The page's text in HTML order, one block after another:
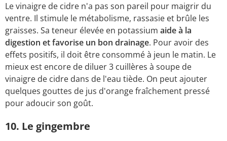
Le vinaigre de cidre n'a pas son pareil pour maigrir du
ventre. Il stimule le métabolisme, rassasie et brûle les
graisses. Sa teneur élevée en potassium aide à la
digestion et favorise un bon drainage. Pour avoir des
effets positifs, il doit être consommé à jeun le matin. Le
mieux est encore de diluer 3 cuillères à soupe de
vinaigre de cidre dans de l'eau tiède. On peut ajouter
quelques gouttes de jus d'orange fraîchement pressé
pour adoucir son goût.
10. Le gingembre